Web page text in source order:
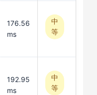
176.56
ms
中
等
192.95
ms
中
等